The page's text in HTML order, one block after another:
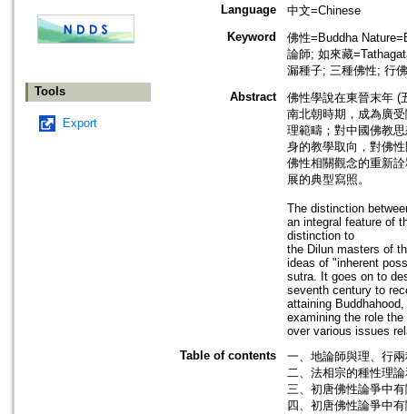
Tools
Export
Language
中文=Chinese
Keyword
佛性=Buddha
論師; 如來藏
漏種子; 三種佛性; 行
Abstract
佛性學說在東晉末年 (
南北朝時期，成為廣
理範疇；對中國佛教
身的教學取向，對佛
佛性相關觀念的重新
展的典型寫照。
The distinction
an integral feature of
distinction to
the Dilun masters of
ideas of "inherent
sutra. It goes on to
seventh century to
attaining
examining the role
over various issues
Table of contents
一、地論師與理、行
二、法相宗的種性理
三、初唐佛性論爭中
四、初唐佛性論爭中